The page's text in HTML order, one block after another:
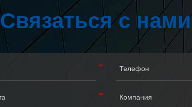
Связаться с нами